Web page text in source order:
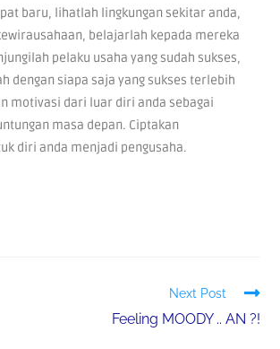
baru, lihatlah lingkungan sekitar anda,
belajarlah kepada mereka
pelaku usaha yang sudah sukses,
dengan siapa saja yang sukses terlebih
motivasi dari luar diri anda sebagai
masa depan. Ciptakan
diri anda menjadi pengusaha.
Next Post
Feeling MOODY .. AN ?!